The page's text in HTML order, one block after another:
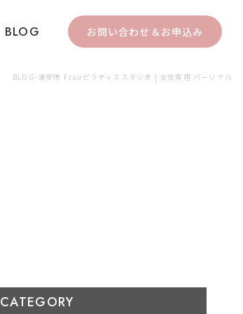
BLOG お問い合わせ＆お申込み
BLOG-浦安市 Frauピラティススタジオ | 女性専用 パーソナル
CATEGORY